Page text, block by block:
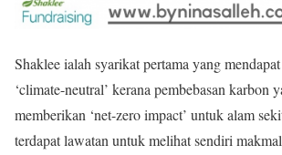
Shaklee ialah syarikat pertama yang
‘climate-neutral’ kerana pembebasan karbon
memberikan ‘net-zero impact’ untuk alam
terdapat lawatan untuk melihat sendiri